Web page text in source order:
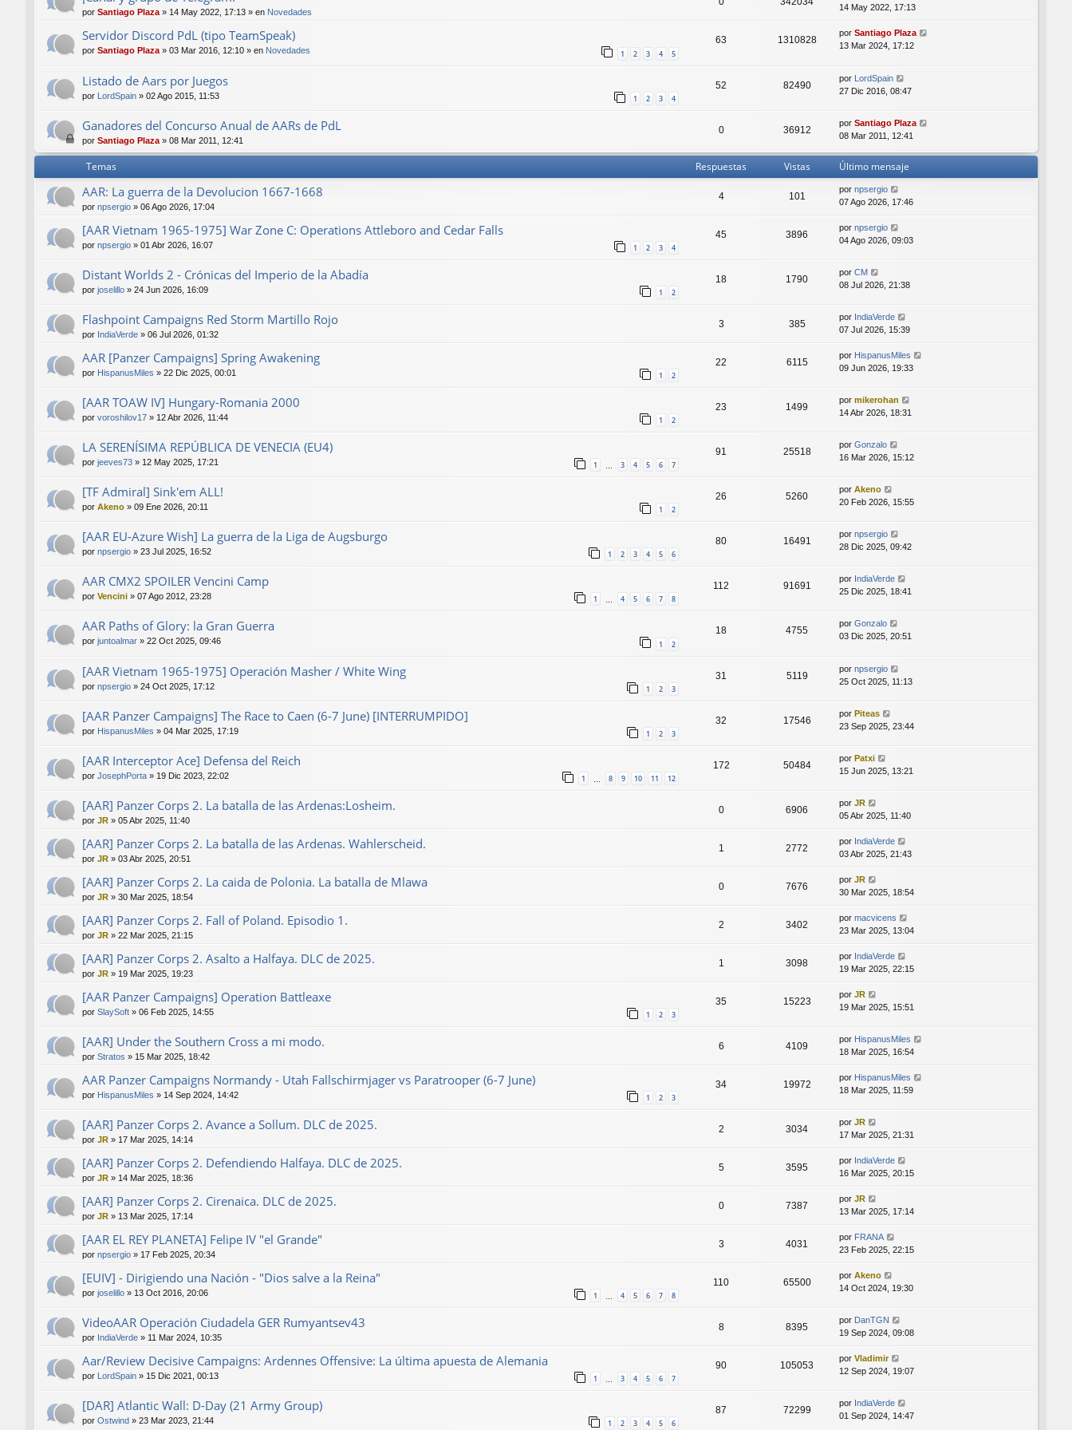
por Santiago Plaza» 14 May 2022, 17:13 » en Novedades
14 May 2022, 17:13
Servidor Discord PdL (tipo TeamSpeak)
por Santiago Plaza» 03 Mar 2016, 12:10 » en Novedades 1 2 3 4 5
63 1310828
por Santiago Plaza
13 Mar 2024, 17:12
Listado de Aars por Juegos
por LordSpain » 02 Ago 2015, 11:53 1 2 3 4
52 82490
por LordSpain
27 Dic 2016, 08:47
Ganadores del Concurso Anual de AARs de PdL
por Santiago Plaza » 08 Mar 2011, 12:41
0 36912
por Santiago Plaza
08 Mar 2011, 12:41
Temas Respuestas Vistas Último mensaje
AAR: La guerra de la Devolucion 1667-1668
por npsergio » 06 Ago 2026, 17:04
4 101
por npsergio
07 Ago 2026, 17:46
[AAR Vietnam 1965-1975] War Zone C: Operations Attleboro and Cedar Falls
por npsergio » 01 Abr 2026, 16:07 1 2 3 4
45 3896
por npsergio
04 Ago 2026, 09:03
Distant Worlds 2 - Crónicas del Imperio de la Abadía
por joselillo » 24 Jun 2026, 16:09 1 2
18 1790
por CM
08 Jul 2026, 21:38
Flashpoint Campaigns Red Storm Martillo Rojo
por IndiaVerde » 06 Jul 2026, 01:32
3 385
por IndiaVerde
07 Jul 2026, 15:39
AAR [Panzer Campaigns] Spring Awakening
por HispanusMiles » 22 Dic 2025, 00:01 1 2
22 6115
por HispanusMiles
09 Jun 2026, 19:33
[AAR TOAW IV] Hungary-Romania 2000
por voroshilov17 » 12 Abr 2026, 11:44 1 2
23 1499
por mikerohan
14 Abr 2026, 18:31
LA SERENÍSIMA REPÚBLICA DE VENECIA (EU4)
por jeeves73 » 12 May 2025, 17:21 1 … 3 4 5 6 7
91 25518
por Gonzalo
16 Mar 2026, 15:12
[TF Admiral] Sink'em ALL!
por Akeno » 09 Ene 2026, 20:11 1 2
26 5260
por Akeno
20 Feb 2026, 15:55
[AAR EU-Azure Wish] La guerra de la Liga de Augsburgo
por npsergio » 23 Jul 2025, 16:52 1 2 3 4 5 6
80 16491
por npsergio
28 Dic 2025, 09:42
AAR CMX2 SPOILER Vencini Camp
por Vencini » 07 Ago 2012, 23:28 1 … 4 5 6 7 8
112 91691
por IndiaVerde
25 Dic 2025, 18:41
AAR Paths of Glory: la Gran Guerra
por juntoalmar » 22 Oct 2025, 09:46 1 2
18 4755
por Gonzalo
03 Dic 2025, 20:51
[AAR Vietnam 1965-1975] Operación Masher / White Wing
por npsergio » 24 Oct 2025, 17:12 1 2 3
31 5119
por npsergio
25 Oct 2025, 11:13
[AAR Panzer Campaigns] The Race to Caen (6-7 June) [INTERRUMPIDO]
por HispanusMiles » 04 Mar 2025, 17:19 1 2 3
32 17546
por Piteas
23 Sep 2025, 23:44
[AAR Interceptor Ace] Defensa del Reich
por JosephPorta » 19 Dic 2023, 22:02 1 8 9 10 11 12
172 50484
por Patxi
15 Jun 2025, 13:21
[AAR] Panzer Corps 2. La batalla de las Ardenas:Losheim.
por JR » 05 Abr 2025, 11:40
0 6906
por JR
05 Abr 2025, 11:40
[AAR] Panzer Corps 2. La batalla de las Ardenas. Wahlerscheid.
por JR » 03 Abr 2025, 20:51
1 2772
por IndiaVerde
03 Abr 2025, 21:43
[AAR] Panzer Corps 2. La caida de Polonia. La batalla de Mlawa
por JR » 30 Mar 2025, 18:54
0 7676
por JR
30 Mar 2025, 18:54
[AAR] Panzer Corps 2. Fall of Poland. Episodio 1.
por JR » 22 Mar 2025, 21:15
2 3402
por macvicens
23 Mar 2025, 13:04
[AAR] Panzer Corps 2. Asalto a Halfaya. DLC de 2025.
por JR » 19 Mar 2025, 19:23
1 3098
por IndiaVerde
19 Mar 2025, 22:15
[AAR Panzer Campaigns] Operation Battleaxe
por SlaySoft » 06 Feb 2025, 14:55 1 2 3
35 15223
por JR
19 Mar 2025, 15:51
[AAR] Under the Southern Cross a mi modo.
por Stratos » 15 Mar 2025, 18:42
6 4109
por HispanusMiles
18 Mar 2025, 16:54
AAR Panzer Campaigns Normandy - Utah Fallschirmjager vs Paratrooper (6-7 June)
por HispanusMiles » 14 Sep 2024, 14:42 1 2 3
34 19972
por HispanusMiles
18 Mar 2025, 11:59
[AAR] Panzer Corps 2. Avance a Sollum. DLC de 2025.
por JR » 17 Mar 2025, 14:14
2 3034
por JR
17 Mar 2025, 21:31
[AAR] Panzer Corps 2. Defendiendo Halfaya. DLC de 2025.
por JR » 14 Mar 2025, 18:36
5 3595
por IndiaVerde
16 Mar 2025, 20:15
[AAR] Panzer Corps 2. Cirenaica. DLC de 2025.
por JR » 13 Mar 2025, 17:14
0 7387
por JR
13 Mar 2025, 17:14
[AAR EL REY PLANETA] Felipe IV "el Grande"
por npsergio » 17 Feb 2025, 20:34
3 4031
por FRANA
23 Feb 2025, 22:15
[EUIV] - Dirigiendo una Nación - "Dios salve a la Reina"
por joselillo » 13 Oct 2016, 20:06 1 … 4 5 6 7 8
110 65500
por Akeno
14 Oct 2024, 19:30
VideoAAR Operación Ciudadela GER Rumyantsev43
por IndiaVerde » 11 Mar 2024, 10:35
8 8395
por DanTGN
19 Sep 2024, 09:08
Aar/Review Decisive Campaigns: Ardennes Offensive: La última apuesta de Alemania
por LordSpain » 15 Dic 2021, 00:13 1 … 3 4 5 6 7
90 105053
por Vladimir
12 Sep 2024, 19:07
[DAR] Atlantic Wall: D-Day (21 Army Group)
por Ostwind » 23 Mar 2023, 21:44 1 2 3 4 5 6
87 72299
por IndiaVerde
01 Sep 2024, 14:47